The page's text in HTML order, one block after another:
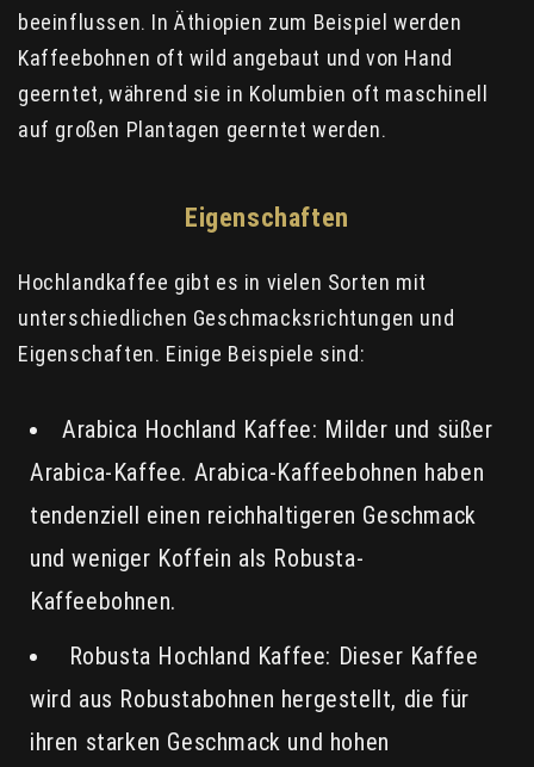
beeinflussen. In Äthiopien zum Beispiel werden
Kaffeebohnen oft wild angebaut und von Hand
geerntet, während sie in Kolumbien oft maschinell
auf großen Plantagen geerntet werden.
Eigenschaften
Hochlandkaffee gibt es in vielen Sorten mit
unterschiedlichen Geschmacksrichtungen und
Eigenschaften. Einige Beispiele sind:
Arabica Hochland Kaffee: Milder und süßer
Arabica-Kaffee. Arabica-Kaffeebohnen haben
tendenziell einen reichhaltigeren Geschmack
und weniger Koffein als Robusta-
Kaffeebohnen.
Robusta Hochland Kaffee: Dieser Kaffee
wird aus Robustabohnen hergestellt, die für
ihren starken Geschmack und hohen